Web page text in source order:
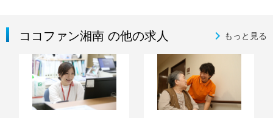
ココファン湘南 の他の求人 もっと見る